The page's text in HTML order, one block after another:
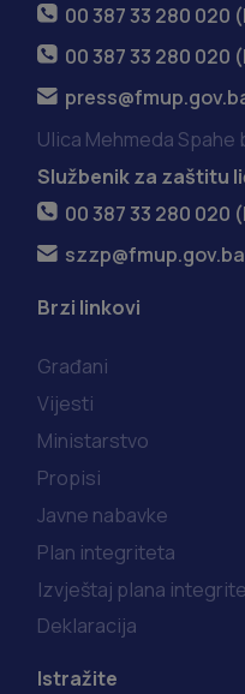
00 387 33 280 020
00 387 33 280 020
Ulica Mehmeda Spahe
Službenik za zaštitu
00 387 33 280 020
szzp@fmup.gov.ba
Brzi linkovi
Građani
Vijesti
Ministarstvo
Propisi
Javne nabavke
Plan integriteta
Izvještaj plana
Deklaracija
Istražite